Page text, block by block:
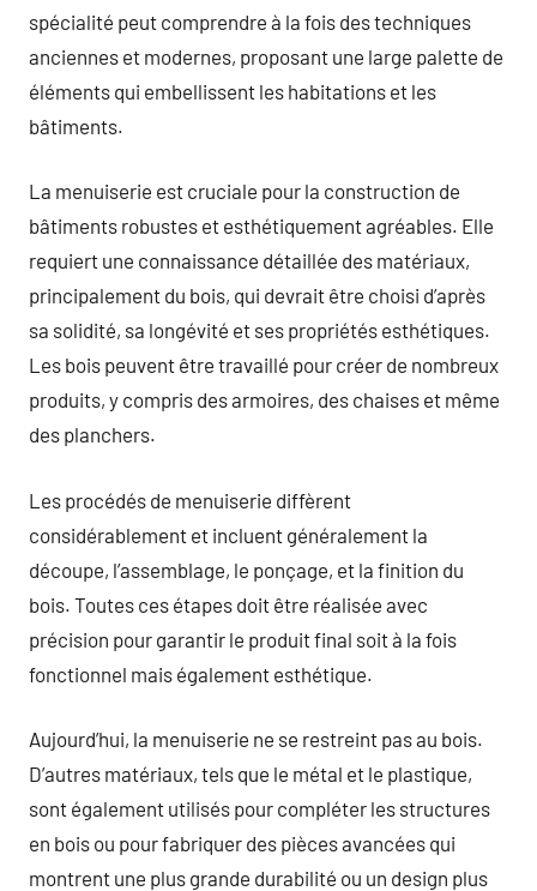
spécialité peut comprendre à la fois des techniques
anciennes et modernes, proposant une large palette de
éléments qui embellissent les habitations et les
bâtiments.
La menuiserie est cruciale pour la construction de
bâtiments robustes et esthétiquement agréables. Elle
requiert une connaissance détaillée des matériaux,
principalement du bois, qui devrait être choisi d’après
sa solidité, sa longévité et ses propriétés esthétiques.
Les bois peuvent être travaillé pour créer de nombreux
produits, y compris des armoires, des chaises et même
des planchers.
Les procédés de menuiserie diffèrent
considérablement et incluent généralement la
découpe, l’assemblage, le ponçage, et la finition du
bois. Toutes ces étapes doit être réalisée avec
précision pour garantir le produit final soit à la fois
fonctionnel mais également esthétique.
Aujourd’hui, la menuiserie ne se restreint pas au bois.
D’autres matériaux, tels que le métal et le plastique,
sont également utilisés pour compléter les structures
en bois ou pour fabriquer des pièces avancées qui
montrent une plus grande durabilité ou un design plus